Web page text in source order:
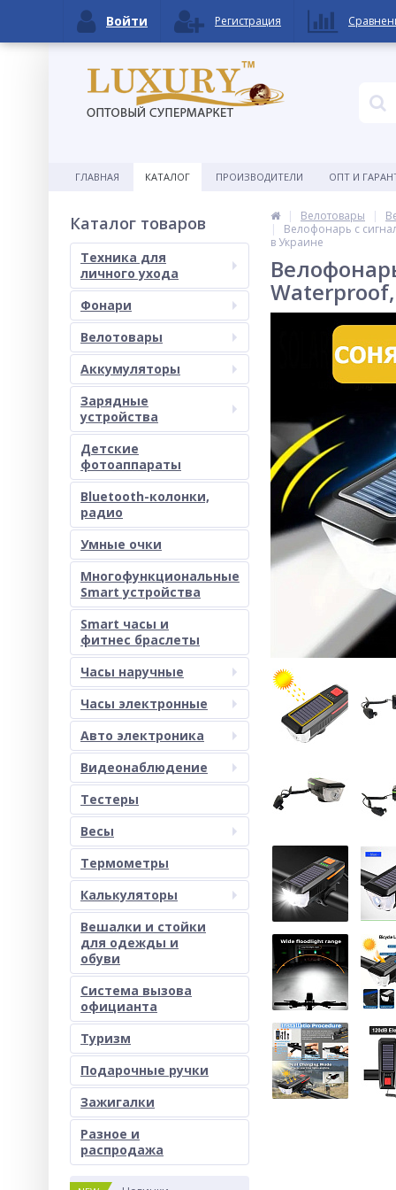
ГЛАВНАЯ КАТАЛОГ ПРОИЗВОДИТЕЛИ ОПТ И
Каталог товаров
Техника для
личного ухода
Фонари
Велотовары
Аккумуляторы
Зарядные
устройства
Детские
фотоаппараты
Bluetooth-колонки,
радио
Умные очки
Многофункциональные
Smart устройства
Smart часы и
фитнес браслеты
Часы наручные
Часы электронные
Авто электроника
Видеонаблюдение
Тестеры
Весы
Термометры
Калькуляторы
Вешалки и стойки
для одежды и
обуви
Система вызова
официанта
Туризм
Подарочные ручки
Зажигалки
Разное и
раcпродажа
Велотовары
Велофонарь с
в Украине
Войти Регистрация